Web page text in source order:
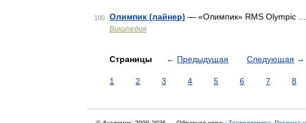
100 Олимпик (лайнер) — «Олимпик» RMS Olympic …
Википедия
Страницы ← Предыдущая Следующая →
1 2 3 4 5 6 7 8